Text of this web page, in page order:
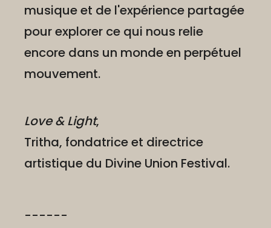
musique et de l'expérience partagée
pour explorer ce qui nous relie
encore dans un monde en perpétuel
mouvement.
Love & Light,
Tritha, fondatrice et directrice
artistique du Divine Union Festival.
------